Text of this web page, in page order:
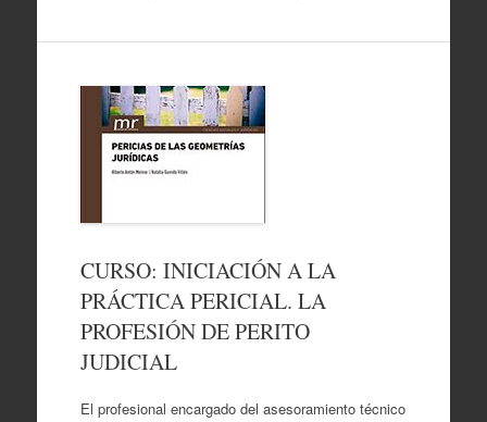
CURSO: INICIACIÓN A LA
PRÁCTICA PERICIAL. LA
PROFESIÓN DE PERITO
JUDICIAL
El profesional encargado del asesoramiento técnico